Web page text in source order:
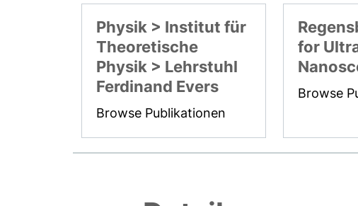
Physik > Institut für
Theoretische
Physik > Lehrstuhl
Ferdinand Evers
Browse Publikationen
for
Browse